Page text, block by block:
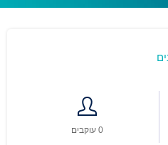
0 עוקבים